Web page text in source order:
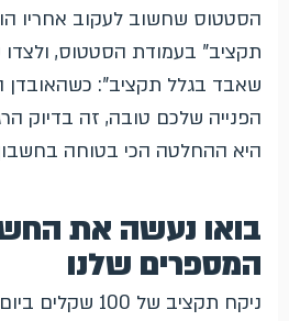
הסטטוס שחשוב לעקוב אחריו
תקציב" בעמודת הסטטוס,
שאבד בגלל תקציב": כשהאובדן
הפנייה שלכם טובה, זה בדיוק
היא ההחלטה הכי בטוחה
בואו נעשה את
המספרים שלנו